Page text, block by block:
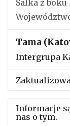
Salka z boku
Tama
Intergrupa
Informacje
nas o tym.